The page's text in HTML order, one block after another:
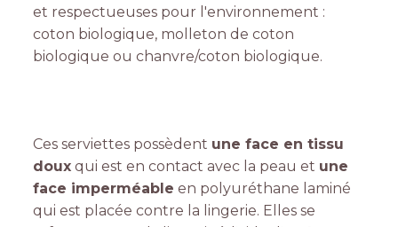
et respectueuses pour l'environnement :
coton biologique, molleton de coton
biologique ou chanvre/coton biologique.
Ces serviettes possèdent une face en tissu
doux qui est en contact avec la peau et une
face imperméable en polyuréthane laminé
qui est placée contre la lingerie. Elles se